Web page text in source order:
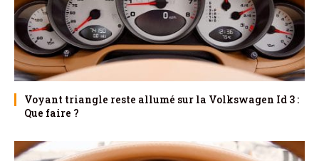
Voyant triangle reste allumé sur la Volkswagen Id 3 :
Que faire ?